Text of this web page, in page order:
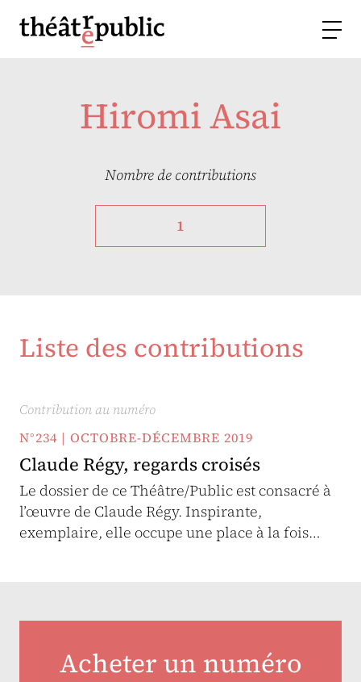
Hiromi Asai
Nombre de contributions
1
Liste des contributions
Contribution au numéro
N°234 | OCTOBRE-DÉCEMBRE 2019
Claude Régy, regards croisés
Le dossier de ce Théâtre/Public est consacré à
l’œuvre de Claude Régy. Inspirante,
exemplaire, elle occupe une place à la fois…
Acheter un numéro